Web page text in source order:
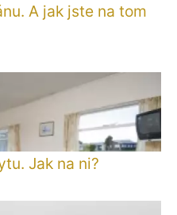
A jak jste na tom
Jak na ni?